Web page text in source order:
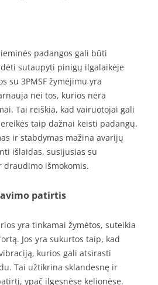
padangos gali būti
sutaupyti pinigų ilgalaikėje
su 3PMSF žymėjimu yra
nei tos, kurios nėra
Tai reiškia, kad vairuotojai gali
taip dažnai keisti padangų.
ir stabdymas mažina avarijų
išlaidas, susijusias su
išmokomis.
patirtis
yra tinkamai žymėtos, suteikia
Jos yra sukurtos taip, kad
kurios gali atsirasti
Tai užtikrina sklandesnę ir
ypač ilgesnėse kelionėse.